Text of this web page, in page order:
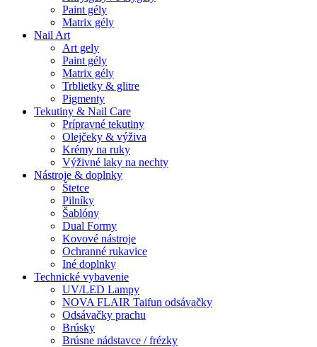
Paint gély
Matrix gély
Nail Art
Art gely
Paint gély
Matrix gély
Trblietky & glitre
Pigmenty
Tekutiny & Nail Care
Prípravné tekutiny
Olejčeky & výživa
Krémy na ruky
Výživné laky na nechty
Nástroje & doplnky
Štetce
Pilníky
Šablóny
Dual Formy
Kovové nástroje
Ochranné rukavice
Iné doplnky
Technické vybavenie
UV/LED Lampy
NOVA FLAIR Taifun odsávačky
Odsávačky prachu
Brúsky
Brúsne nádstavce / frézky